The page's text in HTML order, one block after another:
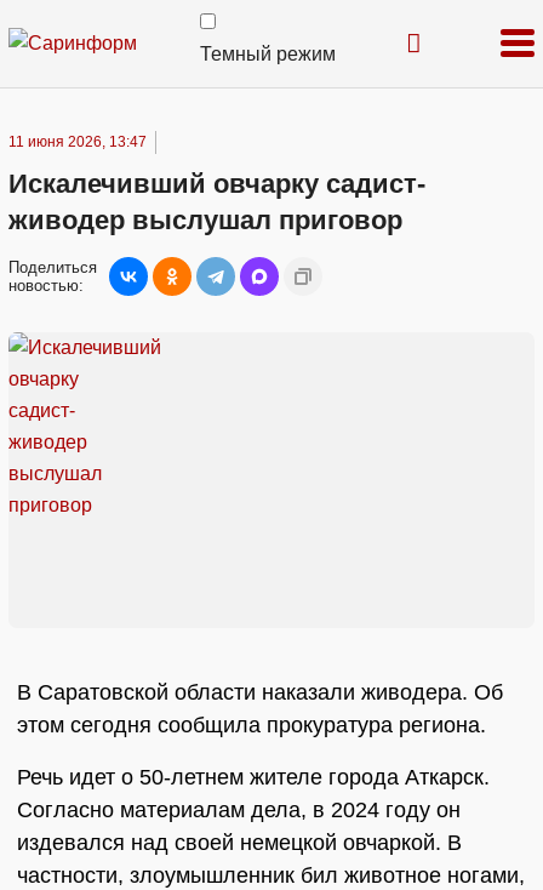
Темный режим
11 июня 2026, 13:47
Искалечивший овчарку садист-
живодер выслушал приговор
Поделиться
новостью:
В Саратовской области наказали живодера. Об
этом сегодня сообщила прокуратура региона.
Речь идет о 50-летнем жителе города Аткарск.
Согласно материалам дела, в 2024 году он
издевался над своей немецкой овчаркой. В
частности, злоумышленник бил животное ногами,